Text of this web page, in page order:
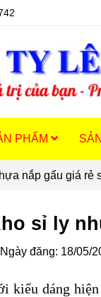
PHẨM
nắp gấu giá rẻ
sỉ ly
đăng: 18/05/
kiểu dáng